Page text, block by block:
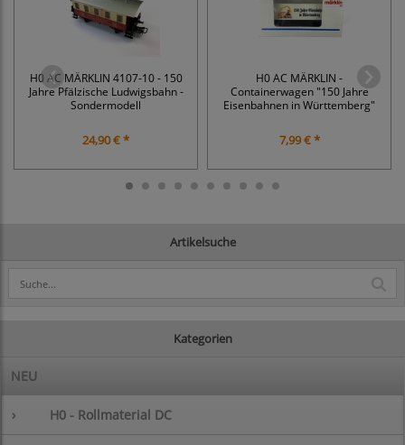
Artikelsuche
Kategorien
NEU
› H0 - Rollmaterial DC
H0 AC MÄRKLIN 4107-10 - 150
Jahre Pfälzische Ludwigsbahn -
Sondermodell
24,90 € *
H0 AC MÄRKLIN -
Containerwagen "150 Jahre
Eisenbahnen in Württemberg"
7,99 € *